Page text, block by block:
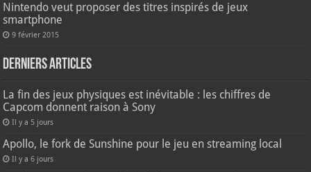
Nintendo veut proposer des titres inspirés de jeux
smartphone
9 février 2015
Derniers articles
La fin des jeux physiques est inévitable : les chiffres de
Capcom donnent raison à Sony
Il y a 5 jours
Apollo, le fork de Sunshine pour le jeu en streaming local
Il y a 6 jours